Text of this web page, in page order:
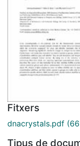
Fitxers
dnacrystals.pdf
Tipus de